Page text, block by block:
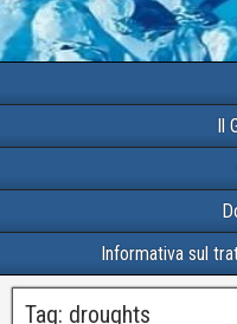
Il
Informativa sul
Tag: droughts